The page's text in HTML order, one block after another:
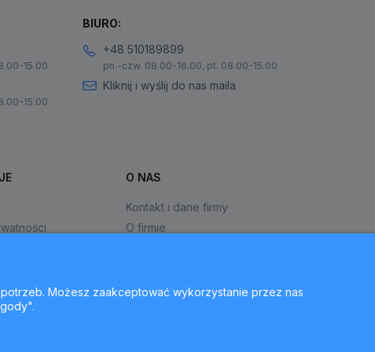
15.00
15.00
BIURO:
+48 510189899
pn.-czw. 08.00-16.00, pt. 08.00-15.00
Kliknij i wyślij do nas maila
O NAS
Kontakt i dane firmy
O firmie
Możesz zaakceptować wykorzystanie przez nas